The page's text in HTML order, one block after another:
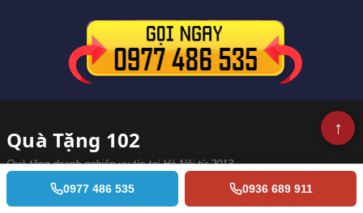
Quà Tặng 102
Quà tặng doanh nghiệp uy tín tại Hà Nội từ 2013
Chuyên cung cấp kỷ niệm chương pha lê, cúp vinh danh,
0977 486 535 0936 689 911